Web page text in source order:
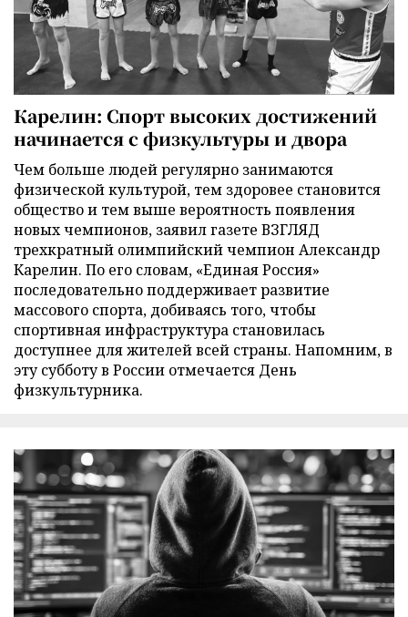
Карелин: Спорт высоких достижений
начинается с физкультуры и двора
Чем больше людей регулярно занимаются
физической культурой, тем здоровее становится
общество и тем выше вероятность появления
новых чемпионов, заявил газете ВЗГЛЯД
трехкратный олимпийский чемпион Александр
Карелин. По его словам, «Единая Россия»
последовательно поддерживает развитие
массового спорта, добиваясь того, чтобы
спортивная инфраструктура становилась
доступнее для жителей всей страны. Напомним, в
эту субботу в России отмечается День
физкультурника.